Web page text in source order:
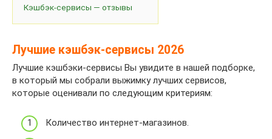
Кэшбэк-сервисы — отзывы
Лучшие кэшбэк-сервисы 2026
Лучшие кэшбэки-сервисы Вы увидите в нашей подборке,
в который мы собрали выжимку лучших сервисов,
которые оценивали по следующим критериям:
Количество интернет-магазинов.